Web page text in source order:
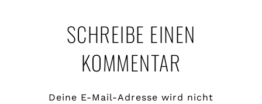
SCHREIBE EINEN
KOMMENTAR
Deine E-Mail-Adresse wird nicht